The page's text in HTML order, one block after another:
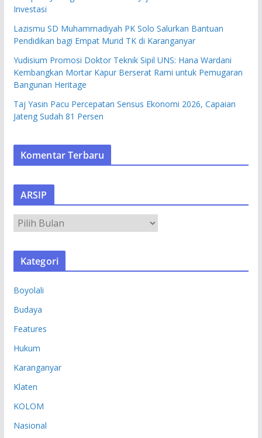
Investasi
Lazismu SD Muhammadiyah PK Solo Salurkan Bantuan
Pendidikan bagi Empat Murid TK di Karanganyar
Yudisium Promosi Doktor Teknik Sipil UNS: Hana Wardani
Kembangkan Mortar Kapur Berserat Rami untuk Pemugaran
Bangunan Heritage
Taj Yasin Pacu Percepatan Sensus Ekonomi 2026, Capaian
Jateng Sudah 81 Persen
Komentar Terbaru
ARSIP
R
S
Kategori
Boyolali
Budaya
Features
Hukum
Karanganyar
Klaten
KOLOM
Nasional